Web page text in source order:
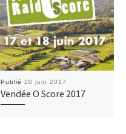
Publié 20 juin 2017
Vendée O Score 2017